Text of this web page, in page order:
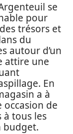
se
pour
trésors et
du
autour d’un
attire une
En
a à
de
tous les
budget.